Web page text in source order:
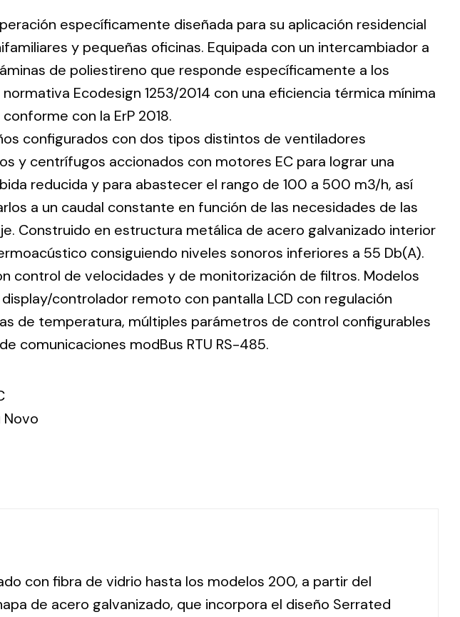
of
Solar lighting
solutions for all
kinds of needs.
específicamente diseñada para su aplicación residencial
y pequeñas oficinas. Equipada con un intercambiador a
de poliestireno que responde específicamente a los
Ecodesign 1253/2014 con una eficiencia térmica mínima
con la ErP 2018.
configurados con dos tipos distintos de ventiladores
y centrífugos accionados con motores EC para lograr una
reducida y para abastecer el rango de 100 a 500 m3/h, así
a un caudal constante en función de las necesidades de las
Construido en estructura metálica de acero galvanizado interior
consiguiendo niveles sonoros inferiores a 55 Db(A).
control de velocidades y de monitorización de filtros. Modelos
display/controlador remoto con pantalla LCD con regulación
de temperatura, múltiples parámetros de control configurables
comunicaciones modBus RTU RS-485.
Novo
con fibra de vidrio hasta los modelos 200, a partir del
de acero galvanizado, que incorpora el diseño Serrated